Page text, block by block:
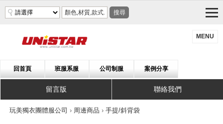
MENU
回首頁 班服系服 公司制服 案例分享
留言版 聯絡我們
搜尋
玩美獨衣團體服公司 › 周邊商品 › 手提/斜背袋